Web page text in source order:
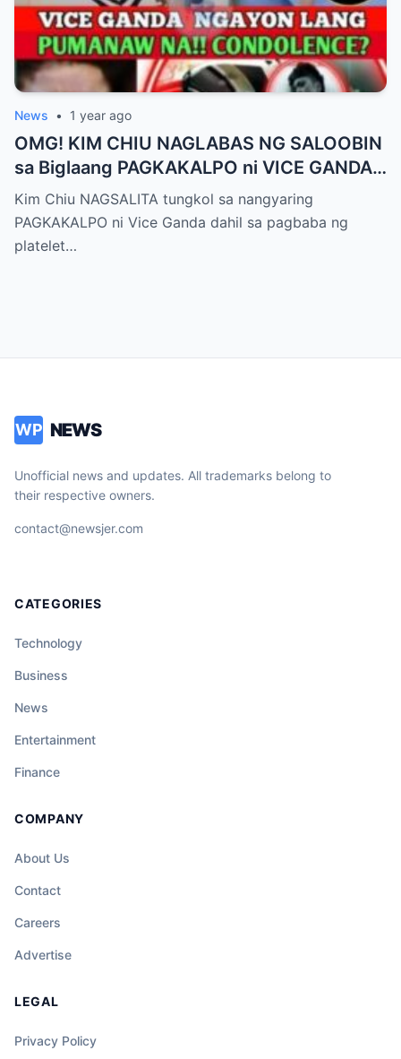
News • 1 year ago
OMG! KIM CHIU NAGLABAS NG SALOOBIN
sa Biglaang PAGKAKALPO ni VICE GANDA
sa “It’s Showtime” — Pagbaba ng Platelet
Count, NAGDULOT ng Matinding Alarma!
Fans Naluha sa Pag-aalala sa Kalagayan ni
Kim Chiu NAGSALITA tungkol sa nangyaring
PAGKAKALPO ni Vice Ganda dahil sa pagbaba ng
platelet…
WP NEWS
Unofficial news and updates. All trademarks belong to
their respective owners.
contact@newsjer.com
CATEGORIES
Technology
Business
News
Entertainment
Finance
COMPANY
About Us
Contact
Careers
Advertise
LEGAL
Privacy Policy